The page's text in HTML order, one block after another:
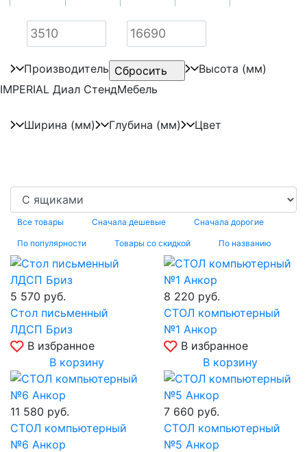
Производитель
IMPERIAL Диал СтендМебель
Высота (мм)
Ширина (мм) Глубина (мм) Цвет
Все товары Сначала дешевые Сначала дорогие
По популярности Товары со скидкой По названию
5 570 руб.
Стол письменный
ЛДСП Бриз
В избранное
В корзину
8 220 руб.
СТОЛ компьютерный
№1 Анкор
В избранное
В корзину
11 580 руб.
СТОЛ компьютерный
№6 Анкор
7 660 руб.
СТОЛ компьютерный
№5 Анкор